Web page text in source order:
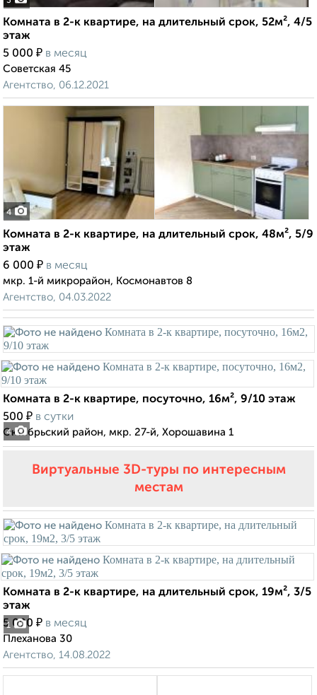
Комната в 2-к квартире, на длительный срок, 52м², 4/5
этаж
5 000 ₽ в месяц
Советская 45
Агентство, 06.12.2021
4
Комната в 2-к квартире, на длительный срок, 48м², 5/9
этаж
6 000 ₽ в месяц
мкр. 1-й микрорайон, Космонавтов 8
Агентство, 04.03.2022
4
Комната в 2-к квартире, посуточно, 16м², 9/10 этаж
500 ₽ в сутки
Октябрьский район, мкр. 27-й, Хорошавина 1
Виртуальные 3D-туры по интересным
местам
1
Комната в 2-к квартире, на длительный срок, 19м², 3/5
этаж
5 000 ₽ в месяц
Плеханова 30
Агентство, 14.08.2022